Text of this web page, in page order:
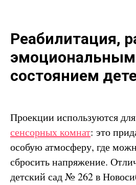
Реабилитация,
эмоциональным
состоянием
Проекции используются
сенсорных комнат: это
особую атмосферу, где
сбросить напряжение.
детский сад № 262 в